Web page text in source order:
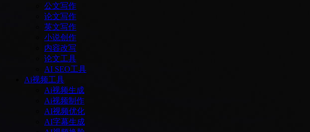
公文写作
论文写作
英文写作
小说创作
内容改写
论文工具
AI SEO工具
Ai视频工具
Ai视频生成
Ai视频制作
AI视频优化
AI字幕生成